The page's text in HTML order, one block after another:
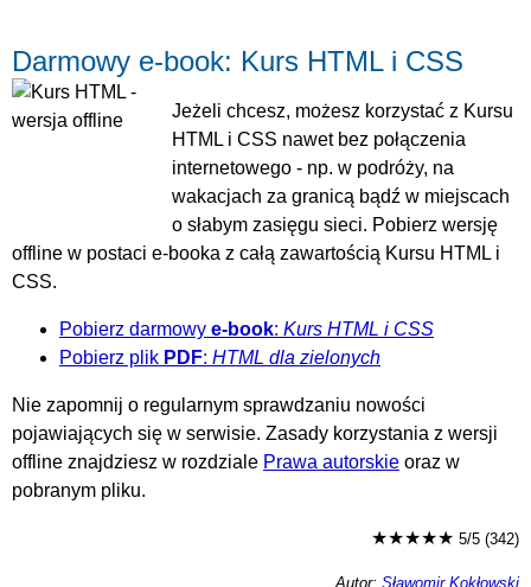
Darmowy e-book: Kurs HTML i CSS
Jeżeli chcesz, możesz korzystać z Kursu
HTML i CSS nawet bez połączenia
internetowego - np. w podróży, na
wakacjach za granicą bądź w miejscach
o słabym zasięgu sieci. Pobierz wersję
offline w postaci e-booka z całą zawartością Kursu HTML i
CSS.
Pobierz darmowy e-book: Kurs HTML i CSS
Pobierz plik PDF: HTML dla zielonych
Nie zapomnij o regularnym sprawdzaniu nowości
pojawiających się w serwisie. Zasady korzystania z wersji
offline znajdziesz w rozdziale Prawa autorskie oraz w
pobranym pliku.
★★★★★ 5/5 (342)
Autor: Sławomir Kokłowski